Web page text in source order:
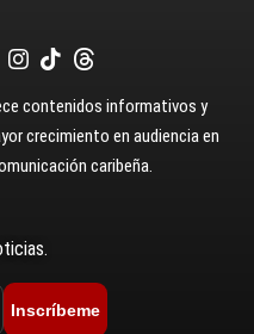
contenidos informativos y
crecimiento en audiencia en
caribeña.
Inscríbeme